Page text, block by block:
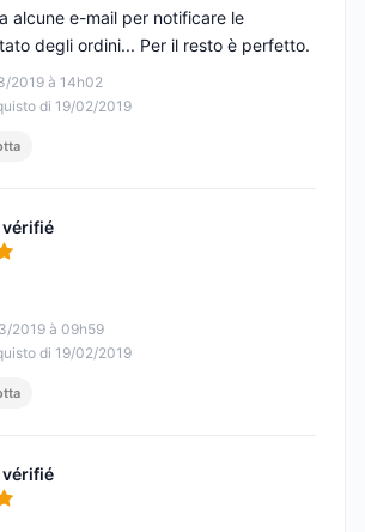
2019 à 14h02
di 19/02/2019
alcune e-mail per notificare le
degli ordini... Per il resto è perfetto.
2019 à 09h59
di 19/02/2019